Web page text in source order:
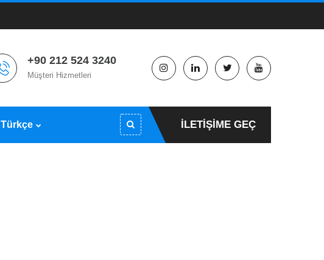
+90 212 524 3240
Müşteri Hizmetleri
Türkçe İLETIŞIME GEÇ